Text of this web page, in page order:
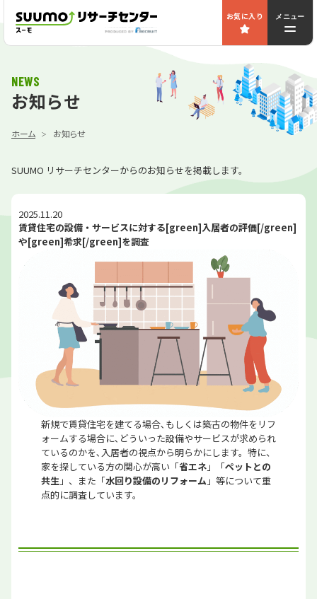
お気に入り メニュー
NEWS
お知らせ
ホーム お知らせ
SUUMO リサーチセンターからのお知らせを掲載します。
2025.11.20
賃貸住宅の設備・サービスに対する[green]入居者の評価[/green]
や[green]希求[/green]を調査
新規で賃貸住宅を建てる場合､もしくは築古の物件をリフ
ォームする場合に､どういった設備やサービスが求められ
ているのかを､入居者の視点から明らかにします。特に、
家を探している方の関心が高い「省エネ」「ペットとの
共生」、また「水回り設備のリフォーム」等について重
点的に調査しています。